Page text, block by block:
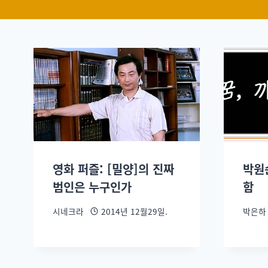
영화 퍼즐: [밀양]의 진짜
범인은 누구인가
시네크라 2014년 12월29일.
박
함
박은하